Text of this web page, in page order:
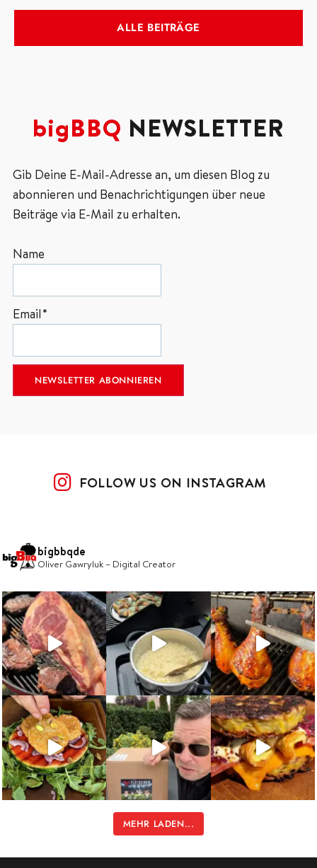
ALLE BEITRÄGE
bigBBQ NEWSLETTER
Gib Deine E-Mail-Adresse an, um diesen Blog zu
abonnieren und Benachrichtigungen über neue
Beiträge via E-Mail zu erhalten.
Name
Email*
FOLLOW US ON INSTAGRAM
bigbbqde
Oliver Gawryluk – Digital Creator
MEHR LADEN...